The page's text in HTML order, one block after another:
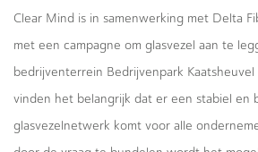
Clear Mind is in samenwerking met Delta
met een campagne om glasvezel aan te
bedrijventerrein Bedrijvenpark Kaatsheuvel
vinden het belangrijk dat er een stabiel en
glasvezelnetwerk komt voor alle